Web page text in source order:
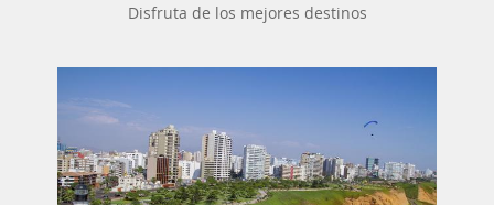
Disfruta de los mejores destinos